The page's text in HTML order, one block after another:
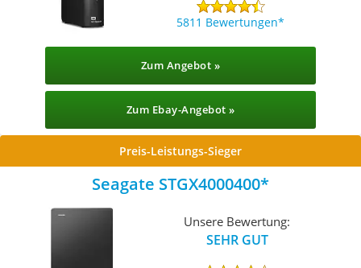
5811 Bewertungen
Zum Angebot »
Zum Ebay-Angebot »
Preis-Leistungs-Sieger
Seagate ‎STGX4000400
Unsere Bewertung:
SEHR GUT